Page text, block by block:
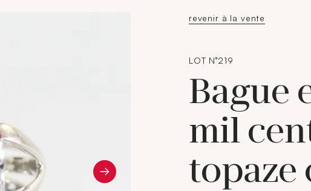
revenir à la vente
LOT N°219
Bague
mil
topaze